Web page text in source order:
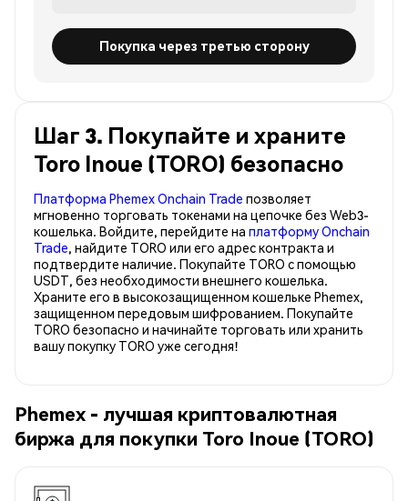
Покупка через третью сторону
Шаг 3. Покупайте и храните
Toro Inoue (TORO) безопасно
Платформа Phemex Onchain Trade позволяет
мгновенно торговать токенами на цепочке без Web3-
кошелька. Войдите, перейдите на платформу Onchain
Trade, найдите TORO или его адрес контракта и
подтвердите наличие. Покупайте TORO с помощью
USDT, без необходимости внешнего кошелька.
Храните его в высокозащищенном кошельке Phemex,
защищенном передовым шифрованием. Покупайте
TORO безопасно и начинайте торговать или хранить
вашу покупку TORO уже сегодня!
Phemex - лучшая криптовалютная
биржа для покупки Toro Inoue (TORO)